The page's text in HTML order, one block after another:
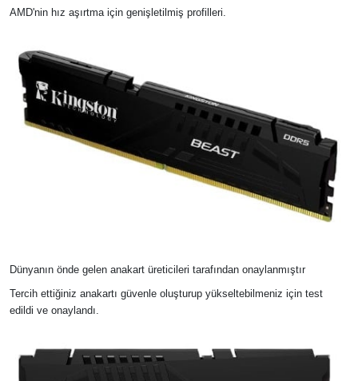
AMD'nin hız aşırtma için genişletilmiş profilleri.
Dünyanın önde gelen anakart üreticileri tarafından onaylanmıştır
Tercih ettiğiniz anakartı güvenle oluşturup yükseltebilmeniz için test
edildi ve onaylandı.